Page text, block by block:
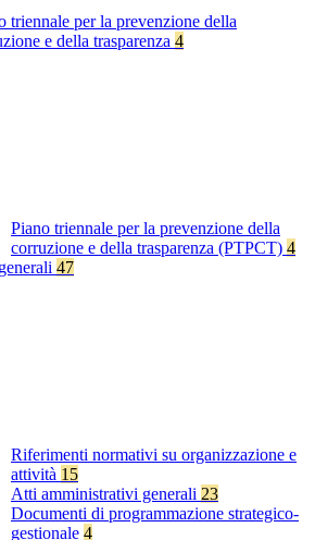
triennale per la prevenzione della
e della trasparenza 4
Piano triennale per la prevenzione della
corruzione e della trasparenza (PTPCT) 4
47
Riferimenti normativi su organizzazione e
attività 15
Atti amministrativi generali 23
Documenti di programmazione strategico-
gestionale 4